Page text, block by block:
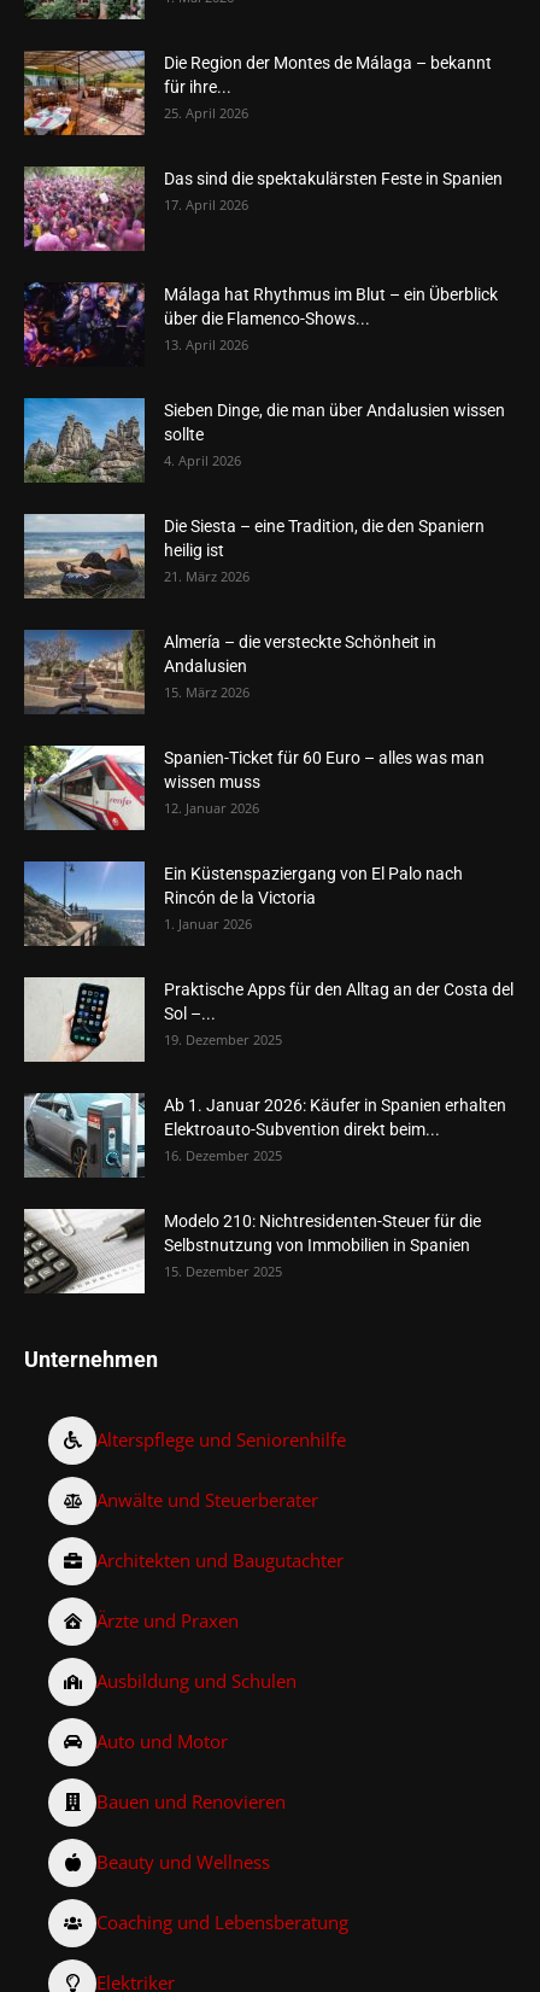
Die Region der Montes de Málaga – bekannt
für ihre...
25. April 2026
Das sind die spektakulärsten Feste in Spanien
17. April 2026
Málaga hat Rhythmus im Blut – ein Überblick
über die Flamenco-Shows...
13. April 2026
Sieben Dinge, die man über Andalusien wissen
sollte
4. April 2026
Die Siesta – eine Tradition, die den Spaniern
heilig ist
21. März 2026
Almería – die versteckte Schönheit in
Andalusien
15. März 2026
Spanien-Ticket für 60 Euro – alles was man
wissen muss
12. Januar 2026
Ein Küstenspaziergang von El Palo nach
Rincón de la Victoria
1. Januar 2026
Praktische Apps für den Alltag an der Costa del
Sol –...
19. Dezember 2025
Ab 1. Januar 2026: Käufer in Spanien erhalten
Elektroauto-Subvention direkt beim...
16. Dezember 2025
Modelo 210: Nichtresidenten-Steuer für die
Selbstnutzung von Immobilien in Spanien
15. Dezember 2025
Unternehmen
Alterspflege und Seniorenhilfe
Anwälte und Steuerberater
Architekten und Baugutachter
Ärzte und Praxen
Ausbildung und Schulen
Auto und Motor
Bauen und Renovieren
Beauty und Wellness
Coaching und Lebensberatung
Elektriker